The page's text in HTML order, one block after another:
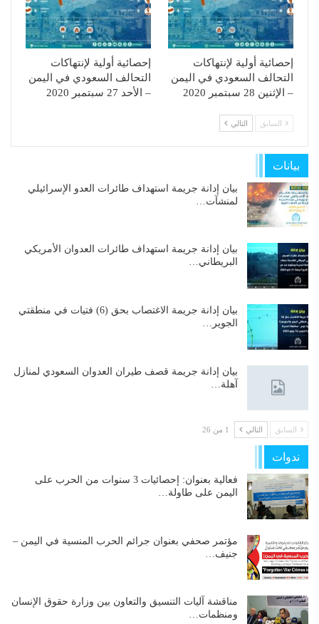
إحصائية أولية لإنتهاكات
التحالف السعودي في اليمن
– الإثنين 28 سبتمبر 2020
إحصائية أولية لإنتهاكات
التحالف السعودي في اليمن
– الأحد 27 سبتمبر 2020
السابق التالي
بيانات
بيان إدانة جريمة استهداف طائرات العدو الإسرائيلي
لمنشآت…
بيان إدانة جريمة استهداف طائرات العدوان الأمريكي
البريطاني…
بيان إدانة جريمة الاغتصاب بحق (6) فتيات في منطقتي
الجوير…
بيان إدانة جريمة قصف طيران العدوان السعودي لمنازل
آهلة…
السابق التالي 1 من 26
ندوات
فعالية بعنوان: إحصائيات 3 سنوات من الحرب على
اليمن على طاولة…
مؤتمر صحفي بعنوان جرائم الحرب المنسية في اليمن –
جنيف…
مناقشة آليات التنسيق والتعاون بين وزارة حقوق الإنسان
ومنظمات…